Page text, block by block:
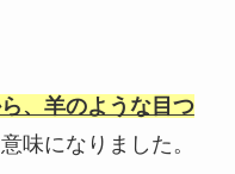
、羊のような目つ
味になりました。